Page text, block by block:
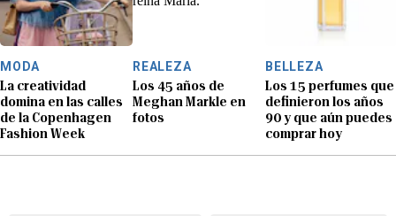
MODA
La creatividad
domina en las calles
de la Copenhagen
Fashion Week
REALEZA
Los 45 años de
Meghan Markle en
fotos
BELLEZA
Los 15 perfumes que
definieron los años
90 y que aún puedes
comprar hoy